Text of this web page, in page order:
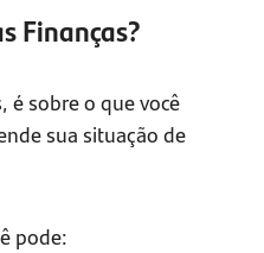
Finanças?
é sobre o que você
sua situação de
pode: